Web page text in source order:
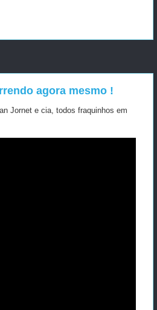
agora mesmo !
Jornet e cia, todos fraquinhos em